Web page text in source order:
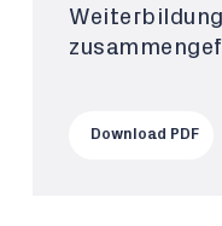
Download PDF